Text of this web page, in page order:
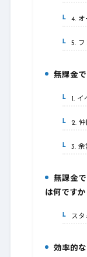
2-4.4. オ
2-5.5. フ
3.無課金
3-1. 1.
3-2.2.
3-3.3. 余
4.無課金
は何ですか
4-1.スタ
5.効率的